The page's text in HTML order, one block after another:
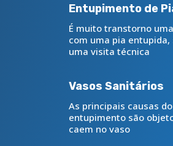
Entupimento de
É muito transtorno
com uma pia
uma visita técnica
Vasos Sanitários
As principais causas do
entupimento são
caem no vaso